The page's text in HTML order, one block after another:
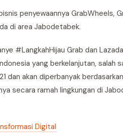
penyewaannya GrabWheels,
di area Jabodetabek.
#LangkahHijau Grab dan
yang berkelanjutan,
dan akan diperbanyak
secara ramah lingkungan di
Digital